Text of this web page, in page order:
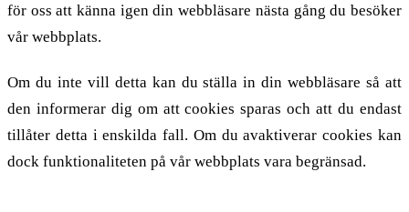
för oss att känna igen din webbläsare nästa gång du besöker
vår webbplats.
Om du inte vill detta kan du ställa in din webbläsare så att
den informerar dig om att cookies sparas och att du endast
tillåter detta i enskilda fall. Om du avaktiverar cookies kan
dock funktionaliteten på vår webbplats vara begränsad.